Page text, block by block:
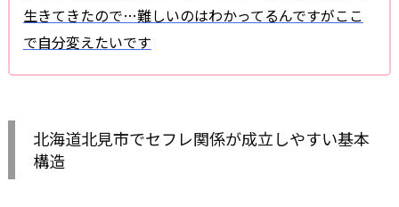
生きてきたので…難しいのはわかってるんですがここ
で自分変えたいです
北海道北見市でセフレ関係が成立しやすい基本
構造